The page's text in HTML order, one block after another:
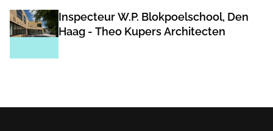
Inspecteur W.P. Blokpoelschool, Den
Haag - Theo Kupers Architecten